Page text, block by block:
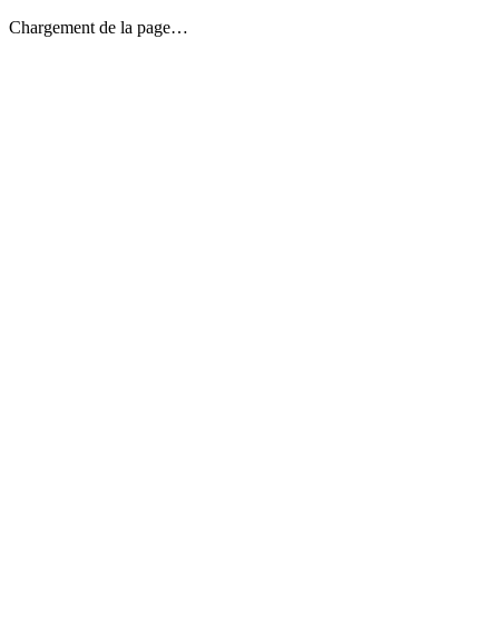
Chargement de la page…